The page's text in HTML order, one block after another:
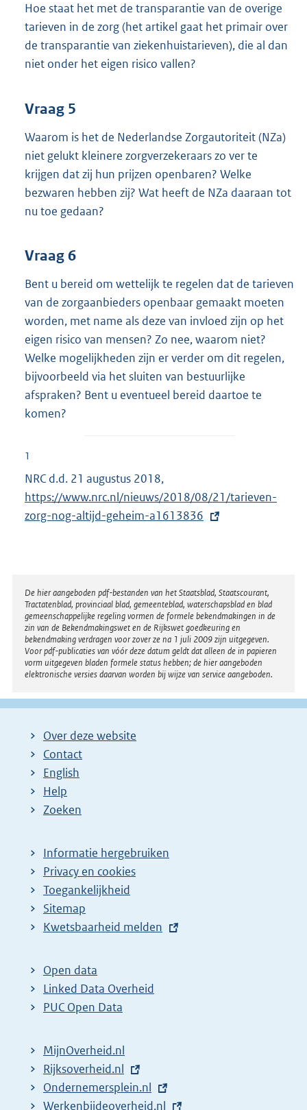
Hoe staat het met de transparantie van de overige
tarieven in de zorg (het artikel gaat het primair over
de transparantie van ziekenhuistarieven), die al dan
niet onder het eigen risico vallen?
Vraag 5
Waarom is het de Nederlandse Zorgautoriteit (NZa)
niet gelukt kleinere zorgverzekeraars zo ver te
krijgen dat zij hun prijzen openbaren? Welke
bezwaren hebben zij? Wat heeft de NZa daaraan tot
nu toe gedaan?
Vraag 6
Bent u bereid om wettelijk te regelen dat de tarieven
van de zorgaanbieders openbaar gemaakt moeten
worden, met name als deze van invloed zijn op het
eigen risico van mensen? Zo nee, waarom niet?
Welke mogelijkheden zijn er verder om dit regelen,
bijvoorbeeld via het sluiten van bestuurlijke
afspraken? Bent u eventueel bereid daartoe te
komen?
1
NRC d.d. 21 augustus 2018,
x
t
e
l
i
n
k
:
https://www.nrc.nl/nieuws/2018/08/21/tarieven-
zorg-nog-altijd-geheim-a1613836
Disclaimer
De hier aangeboden pdf-bestanden van het Staatsblad, Staatscourant,
Tractatenblad, provinciaal blad, gemeenteblad, waterschapsblad en blad
gemeenschappelijke regeling vormen de formele bekendmakingen in de
zin van de Bekendmakingswet en de Rijkswet goedkeuring en
bekendmaking verdragen voor zover ze na 1 juli 2009 zijn uitgegeven.
Voor pdf-publicaties van vóór deze datum geldt dat alleen de in papieren
vorm uitgegeven bladen formele status hebben; de hier aangeboden
elektronische versies daarvan worden bij wijze van service aangeboden.
Over deze website
Contact
English
Help
Zoeken
Informatie hergebruiken
Privacy en cookies
Toegankelijkheid
Sitemap
E
t
e
r
l
i
n
Kwetsbaarheid melden
Open data
Linked Data Overheid
PUC Open Data
MijnOverheid.nl
E
x
t
Rijksoverheid.nl
E
x
Ondernemersplein.nl
E
Werkenbijdeoverheid.nl